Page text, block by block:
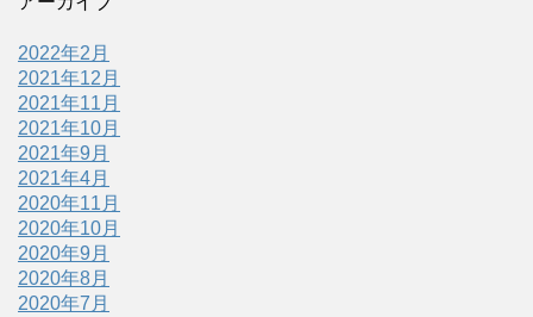
2022年2月
2021年12月
2021年11月
2021年10月
2021年9月
2021年4月
2020年11月
2020年10月
2020年9月
2020年8月
2020年7月